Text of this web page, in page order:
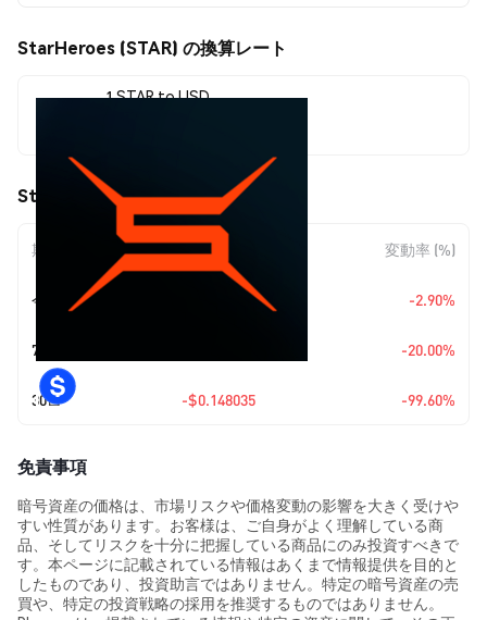
StarHeroes (STAR) の換算レート
1 STAR to USD
StarHeroes (STAR) の価格変動
期間 金額変動 変動率 (%)
今日 $-0.00001776 -2.90%
7日 -20.00%
30日 -$0.148035 -99.60%
免責事項
暗号資産の価格は、市場リスクや価格変動の影響を大きく受けや
すい性質があります。お客様は、ご自身がよく理解している商
品、そしてリスクを十分に把握している商品にのみ投資すべきで
す。本ページに記載されている情報はあくまで情報提供を目的と
したものであり、投資助言ではありません。特定の暗号資産の売
買や、特定の投資戦略の採用を推奨するものではありません。